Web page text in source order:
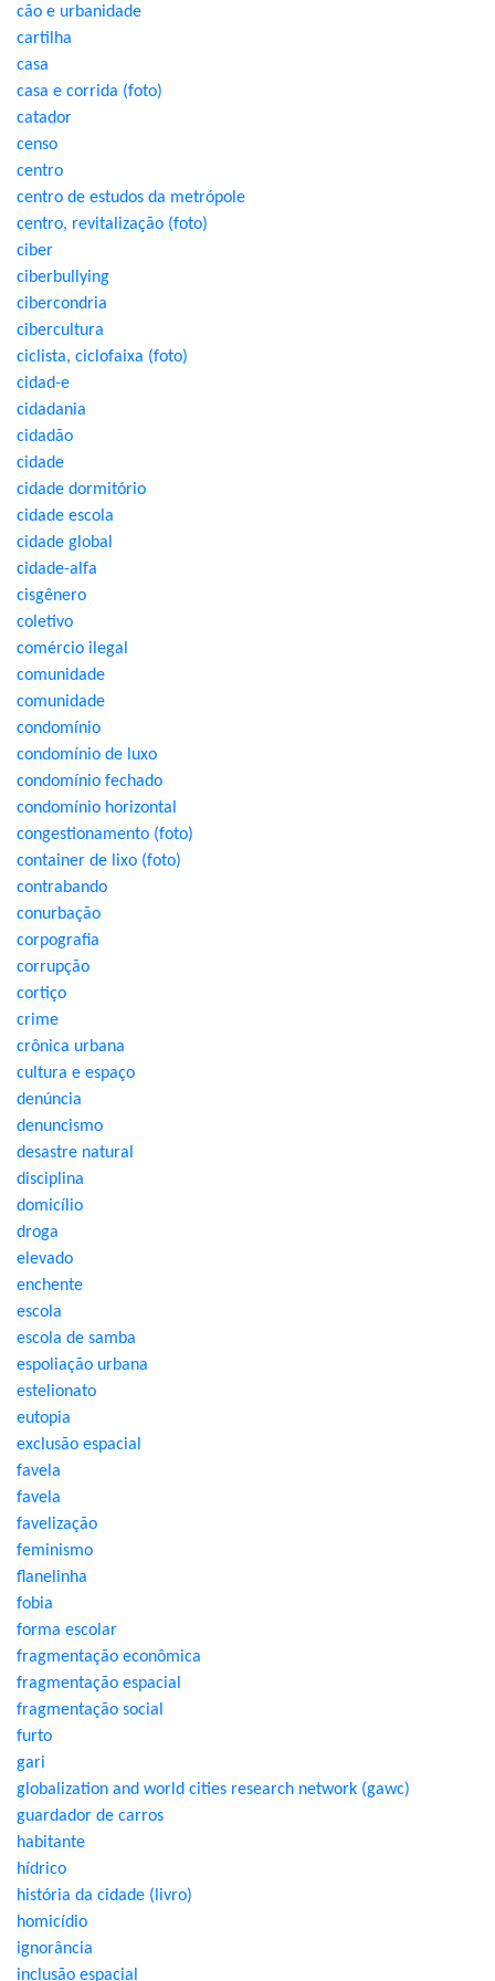
cão e urbanidade
cartilha
casa
casa e corrida (foto)
catador
censo
centro
centro de estudos da metrópole
centro, revitalização (foto)
ciber
ciberbullying
cibercondria
cibercultura
ciclista, ciclofaixa (foto)
cidad-e
cidadania
cidadão
cidade
cidade dormitório
cidade escola
cidade global
cidade-alfa
cisgênero
coletivo
comércio ilegal
comunidade
comunidade
condomínio
condomínio de luxo
condomínio fechado
condomínio horizontal
congestionamento (foto)
container de lixo (foto)
contrabando
conurbação
corpografia
corrupção
cortiço
crime
crônica urbana
cultura e espaço
denúncia
denuncismo
desastre natural
disciplina
domicílio
droga
elevado
enchente
escola
escola de samba
espoliação urbana
estelionato
eutopia
exclusão espacial
favela
favela
favelização
feminismo
flanelinha
fobia
forma escolar
fragmentação econômica
fragmentação espacial
fragmentação social
furto
gari
globalization and world cities research network (gawc)
guardador de carros
habitante
hídrico
história da cidade (livro)
homicídio
ignorância
inclusão espacial